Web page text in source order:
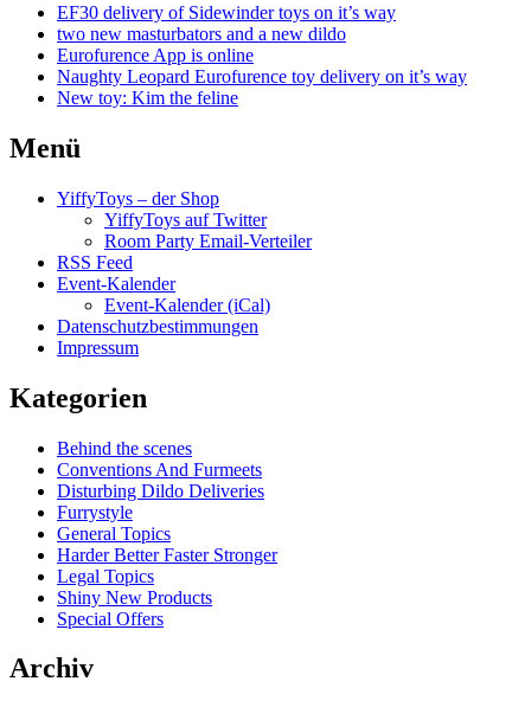
EF30 delivery of Sidewinder toys on it’s way
two new masturbators and a new dildo
Eurofurence App is online
Naughty Leopard Eurofurence toy delivery on it’s way
New toy: Kim the feline
Menü
YiffyToys – der Shop
YiffyToys auf Twitter
Room Party Email-Verteiler
RSS Feed
Event-Kalender
Event-Kalender (iCal)
Datenschutzbestimmungen
Impressum
Kategorien
Behind the scenes
Conventions And Furmeets
Disturbing Dildo Deliveries
Furrystyle
General Topics
Harder Better Faster Stronger
Legal Topics
Shiny New Products
Special Offers
Archiv